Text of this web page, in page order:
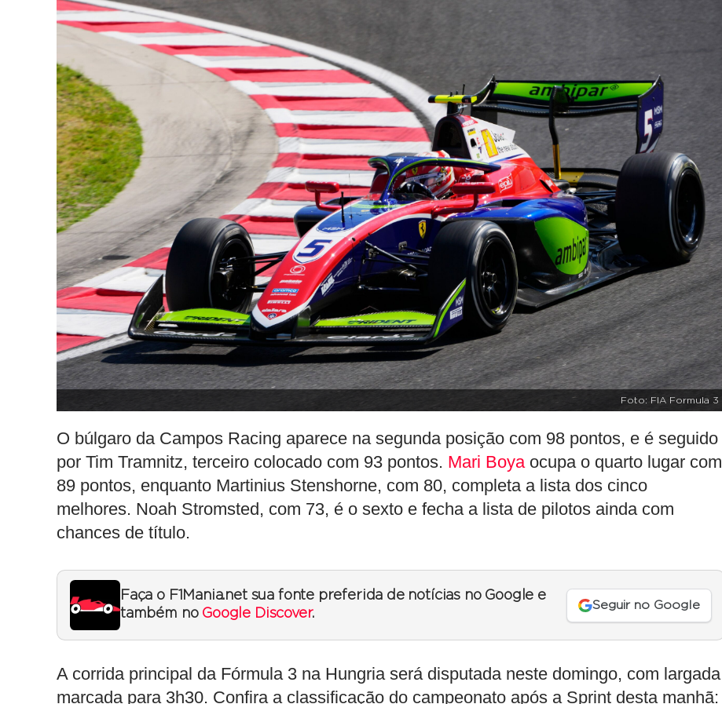
Foto: FIA Formula 3
O búlgaro da Campos Racing aparece na segunda posição com 98 pontos, e é seguido
por Tim Tramnitz, terceiro colocado com 93 pontos. Mari Boyaocupa o quarto lugar com
89 pontos, enquanto Martinius Stenshorne, com 80, completa a lista dos cinco
melhores. Noah Stromsted, com 73, é o sexto e fecha a lista de pilotos ainda com
chances de título.
Faça o F1Mania.net sua fonte preferida de notícias no Google e
também no Google Discover.
Seguir no Google
A corrida principal da Fórmula 3 na Hungria será disputada neste domingo, com largada
marcada para 3h30. Confira a classificação do campeonato após a Sprint desta manhã: